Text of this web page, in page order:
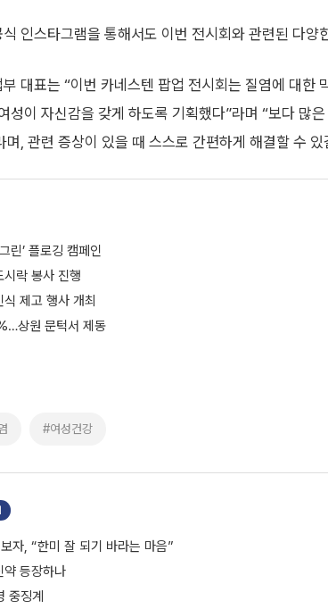
인스타그램을 통해서도 이번 전시회와 관련된 다양
대표는 “이번 카네스텐 팝업 전시회는 질염에 대한
성이 자신감을 갖게 하도록 기획했다”라며 “보다 많
, 관련 증상이 있을 때 스스로 간편하게 해결할 수
린’ 플로깅 캠페인
락 봉사 진행
제고 행사 개최
상원 문턱서 제동
#여성건강
자, “한미 잘 되기 바라는 마음”
약 등장하나
중징계